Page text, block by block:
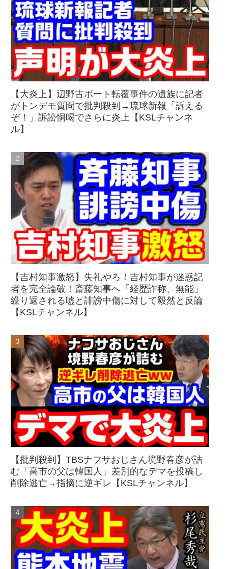
【大炎上】辺野古ボート転覆事件の遺族に記者
がトンデモ質問で批判殺到→琉球新報「訴える
ぞ！」訴訟恫喝でさらに炎上【KSLチャンネ
ル】
【吉村知事激怒】失礼やろ！吉村知事が迷惑記
者を完全論破！斎藤知事へ「経歴詐称、無能」
繰り返される嘘と誹謗中傷に対して毅然と反論
【KSLチャンネル】
【批判殺到】TBSナフサおじさん境野春彦が詰
む「高市の父は韓国人」差別的なデマを投稿し
削除逃亡→指摘に逆ギレ【KSLチャンネル】